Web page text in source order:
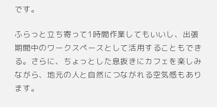
です。
ふらっと立ち寄って1時間作業してもいいし、出張
期間中のワークスペースとして活用することもでき
る。さらに、ちょっとした息抜きにカフェを楽しみ
ながら、地元の人と自然につながれる空気感もあり
ます。